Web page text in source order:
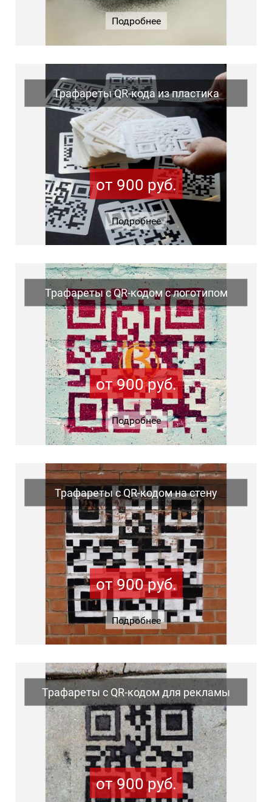
Подробнее
Трафареты QR-кода из пластика
от 900 руб.
Подробнее
Трафареты с QR-кодом с логотипом
от 900 руб.
Подробнее
Трафареты с QR-кодом на стену
от 900 руб.
Подробнее
Трафареты с QR-кодом для рекламы
от 900 руб.